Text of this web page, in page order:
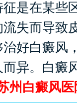
是在某些
失而导致
好白癜风
异。白癜
州白癜风医